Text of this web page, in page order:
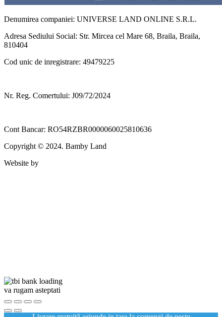
Denumirea companiei: UNIVERSE LAND ONLINE S.R.L.
Adresa Sediului Social: Str. Mircea cel Mare 68, Braila, Braila,
810404
Cod unic de inregistrare: 49479225
Nr. Reg. Comertului: J09/72/2024
Cont Bancar: RO54RZBR0000060025810636
Copyright © 2024. Bamby Land
Website by
va rugam asteptati